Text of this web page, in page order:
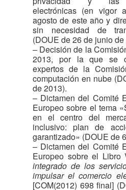
electrónicas (en
agosto de este año y
sin necesidad de
(DOUE de 26 de junio de
– Decisión de la
2013, por la que se
expertos de la
computación en nube
de 2013).
– Dictamen del Comité
Europeo sobre el tema
en el centro del
inclusivo: plan de
garantizado» (DOUE de
– Dictamen del Comité
Europeo sobre el Libro
integrado de los
impulsar el comercio
[COM(2012) 698 final]